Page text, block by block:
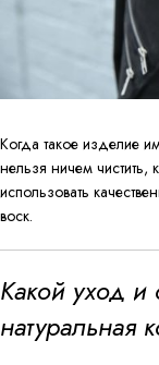
Когда такое изделие
нельзя ничем чистить,
использовать
воск.
Какой уход и
натуральная